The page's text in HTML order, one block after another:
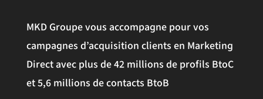
MKD Groupe vous accompagne pour vos
campagnes d’acquisition clients en Marketing
Direct avec plus de 42 millions de profils BtoC
et 5,6 millions de contacts BtoB